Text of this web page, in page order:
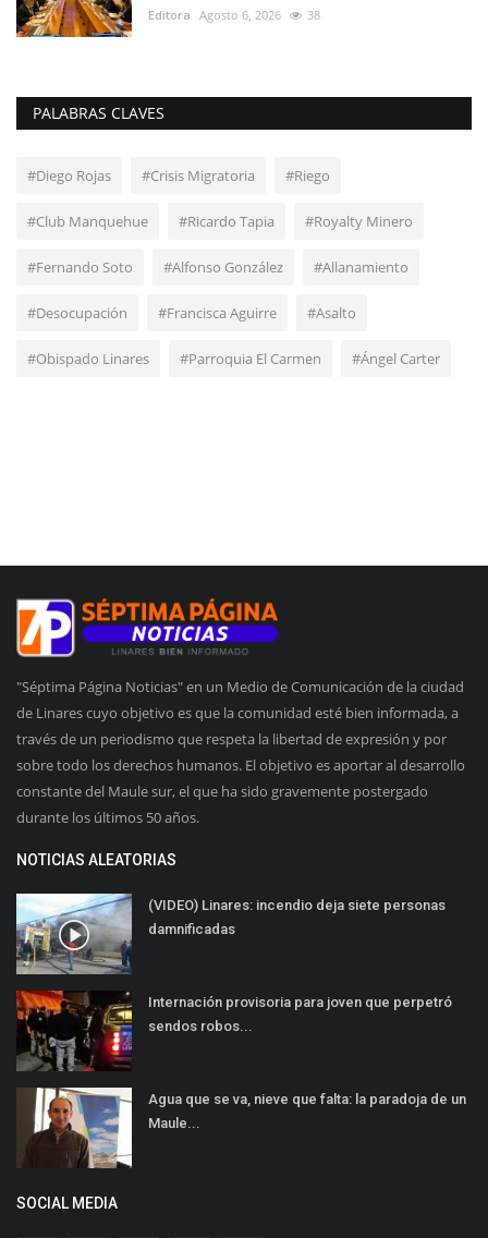
Editora Agosto 6, 2026 38
PALABRAS CLAVES
#Diego Rojas #Crisis Migratoria #Riego
#Club Manquehue #Ricardo Tapia #Royalty Minero
#Fernando Soto #Alfonso González #Allanamiento
#Desocupación #Francisca Aguirre #Asalto
#Obispado Linares #Parroquia El Carmen #Ángel Carter
"Séptima Página Noticias" en un Medio de Comunicación de la ciudad
de Linares cuyo objetivo es que la comunidad esté bien informada, a
través de un periodismo que respeta la libertad de expresión y por
sobre todo los derechos humanos. El objetivo es aportar al desarrollo
constante del Maule sur, el que ha sido gravemente postergado
durante los últimos 50 años.
NOTICIAS ALEATORIAS
(VIDEO) Linares: incendio deja siete personas
damnificadas
Internación provisoria para joven que perpetró
sendos robos...
Agua que se va, nieve que falta: la paradoja de un
Maule...
SOCIAL MEDIA